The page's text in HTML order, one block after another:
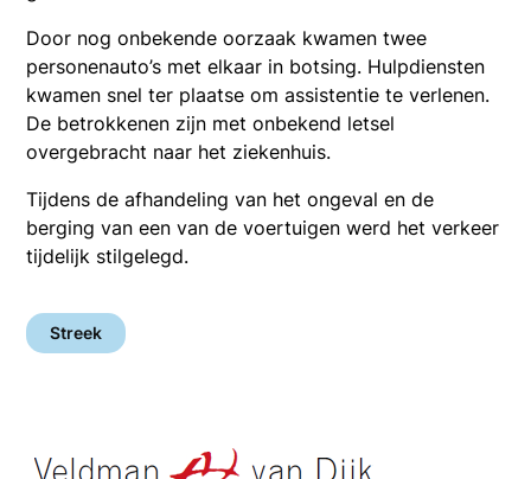
Door nog onbekende oorzaak kwamen twee
personenauto’s met elkaar in botsing. Hulpdiensten
kwamen snel ter plaatse om assistentie te verlenen.
De betrokkenen zijn met onbekend letsel
overgebracht naar het ziekenhuis.
Tijdens de afhandeling van het ongeval en de
berging van een van de voertuigen werd het verkeer
tijdelijk stilgelegd.
Streek